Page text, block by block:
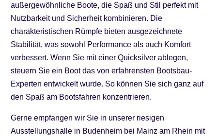
außergewöhnliche Boote, die Spaß und Stil perfekt mit
Nutzbarkeit und Sicherheit kombinieren. Die
charakteristischen Rümpfe bieten ausgezeichnete
Stabilität, was sowohl Performance als auch Komfort
verbessert. Wenn Sie mit einer Quicksilver ablegen,
steuern Sie ein Boot das von erfahrensten Bootsbau-
Experten entwickelt wurde. So können Sie sich ganz auf
den Spaß am Bootsfahren konzentrieren.
Gerne empfangen wir Sie in unserer riesigen
Ausstellungshalle in Budenheim bei Mainz am Rhein mit